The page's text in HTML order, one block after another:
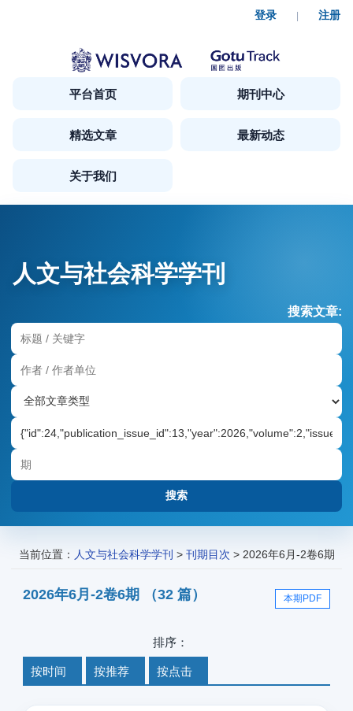
登录 | 注册
平台首页 期刊中心
精选文章 最新动态
关于我们
人文与社会科学学刊
搜索文章:
当前位置： 人文与社会科学学刊 > 刊期目次 > 2026年6月-2卷6期
2026年6月-2卷6期 （32 篇） 本期PDF
排序：
按时间 按推荐 按点击